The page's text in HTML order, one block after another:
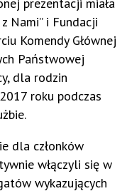
prezentacji miała
Nami” i Fundacji
Komendy Głównej
Państwowej
dla rodzin
roku podczas
dla członków
włączyli się w
wykazujących